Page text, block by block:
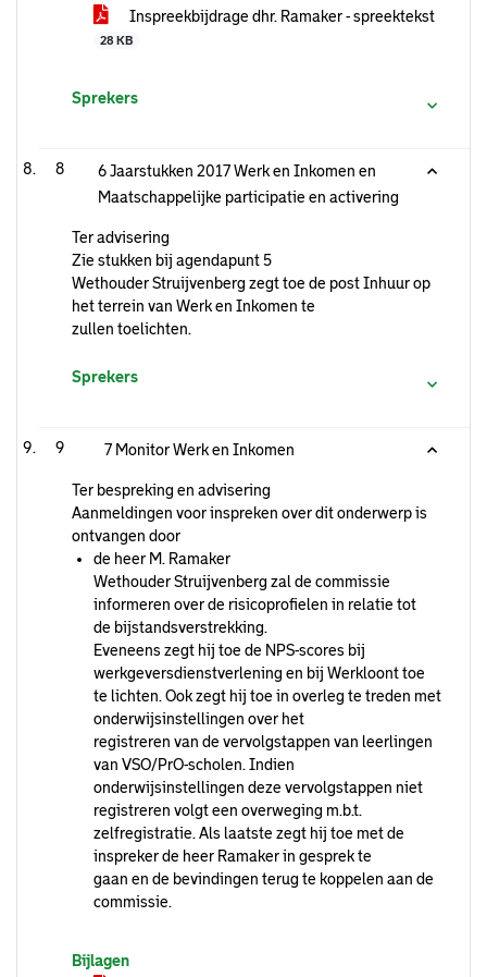
Inspreekbijdrage dhr. Ramaker - spreektekst
28 KB
Sprekers
8
6 Jaarstukken 2017 Werk en Inkomen en
Maatschappelijke participatie en activering
Ter advisering
Zie stukken bij agendapunt 5
Wethouder Struijvenberg zegt toe de post Inhuur op
het terrein van Werk en Inkomen te
zullen toelichten.
Sprekers
9 7 Monitor Werk en Inkomen
Ter bespreking en advisering
Aanmeldingen voor inspreken over dit onderwerp is
ontvangen door
de heer M. Ramaker
Wethouder Struijvenberg zal de commissie
informeren over de risicoprofielen in relatie tot
de bijstandsverstrekking.
Eveneens zegt hij toe de NPS-scores bij
werkgeversdienstverlening en bij Werkloont toe
te lichten. Ook zegt hij toe in overleg te treden met
onderwijsinstellingen over het
registreren van de vervolgstappen van leerlingen
van VSO/PrO-scholen. Indien
onderwijsinstellingen deze vervolgstappen niet
registreren volgt een overweging m.b.t.
zelfregistratie. Als laatste zegt hij toe met de
inspreker de heer Ramaker in gesprek te
gaan en de bevindingen terug te koppelen aan de
commissie.
Bijlagen